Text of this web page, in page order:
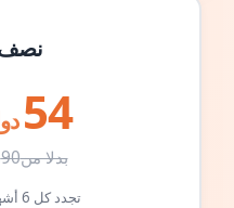
54
بدلا من90
تجدد كل 6 أشهر بالسعر الأصلي